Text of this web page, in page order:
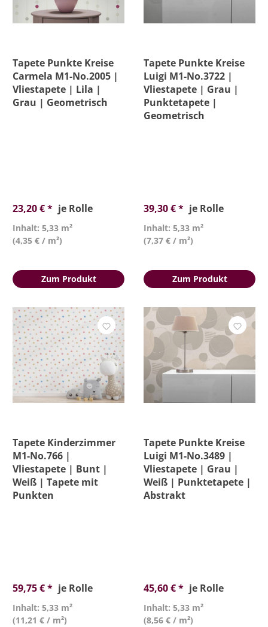
Entfernung
Länge
Optik
Tapeteneigenschaften
Preis
Tapete Punkte Kreise
Carmela M1-No.2005 |
Vliestapete | Lila |
Grau | Geometrisch
23,20 € * je Rolle
Inhalt: 5,33 m²
(4,35 € / m²)
Zum Produkt
Tapete Punkte Kreise
Luigi M1-No.3722 |
Vliestapete | Grau |
Punktetapete |
Geometrisch
39,30 € * je Rolle
Inhalt: 5,33 m²
(7,37 € / m²)
Zum Produkt
Tapete Kinderzimmer
M1-No.766 |
Vliestapete | Bunt |
Weiß | Tapete mit
Punkten
59,75 € * je Rolle
Inhalt: 5,33 m²
(11,21 € / m²)
Tapete Punkte Kreise
Luigi M1-No.3489 |
Vliestapete | Grau |
Weiß | Punktetapete |
Abstrakt
45,60 € * je Rolle
Inhalt: 5,33 m²
(8,56 € / m²)